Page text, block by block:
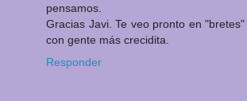
pensamos.
Gracias Javi. Te veo pronto en
con gente más crecidita.
Responder